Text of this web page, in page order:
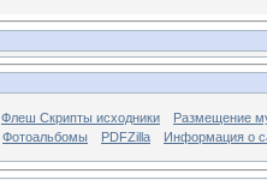
Флеш Скрипты исходники
Размещение
Фотоальбомы PDFZilla Информация о